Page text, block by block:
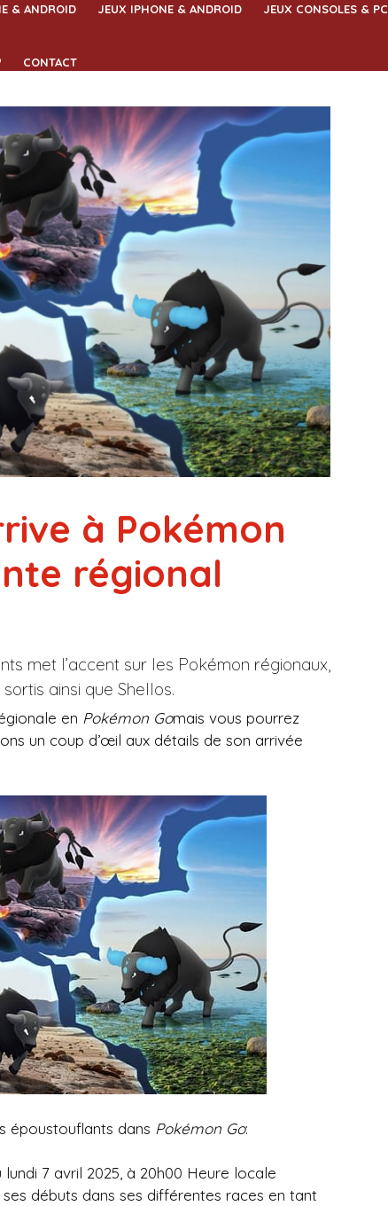
& ANDROID JEUX IPHONE & ANDROID JEUX CONSOLES & PC
CONTACT
à Pokémon
régional
met l’accent sur les Pokémon régionaux,
ainsi que Shellos.
en Pokémon Gomais vous pourrez
un coup d’œil aux détails de son arrivée
époustouflants dans Pokémon Go:
lundi 7 avril 2025, à 20h00 Heure locale
débuts dans ses différentes races en tant